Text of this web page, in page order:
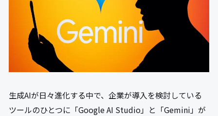
生成AIが日々進化する中で、企業が導入を検討している
ツールのひとつに「Google AI Studio」と「Gemini」が